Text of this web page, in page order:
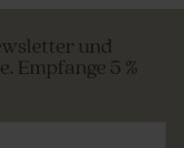
und
Empfange 5 %